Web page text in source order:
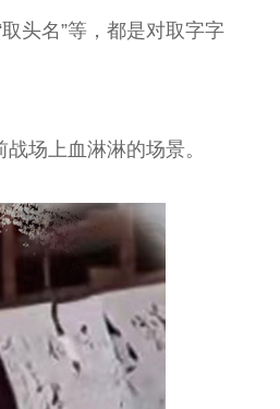
头名”等，都是对取字字
场上血淋淋的场景。